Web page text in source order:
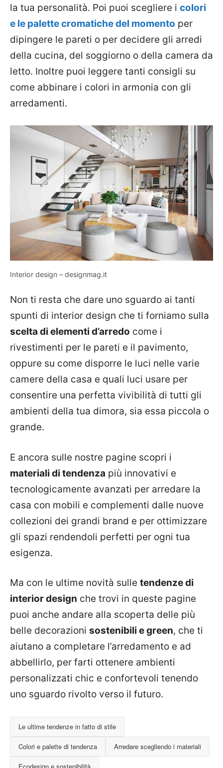
la tua personalità. Poi puoi scegliere i colori
e le palette cromatiche del momento per
dipingere le pareti o per decidere gli arredi
della cucina, del soggiorno o della camera da
letto. Inoltre puoi leggere tanti consigli su
come abbinare i colori in armonia con gli
arredamenti.
Interior design – designmag.it
Non ti resta che dare uno sguardo ai tanti
spunti di interior design che ti forniamo sulla
scelta di elementi d’arredo come i
rivestimenti per le pareti e il pavimento,
oppure su come disporre le luci nelle varie
camere della casa e quali luci usare per
consentire una perfetta vivibilità di tutti gli
ambienti della tua dimora, sia essa piccola o
grande.
E ancora sulle nostre pagine scopri i
materiali di tendenza più innovativi e
tecnologicamente avanzati per arredare la
casa con mobili e complementi dalle nuove
collezioni dei grandi brand e per ottimizzare
gli spazi rendendoli perfetti per ogni tua
esigenza.
Ma con le ultime novità sulle tendenze di
interior design che trovi in queste pagine
puoi anche andare alla scoperta delle più
belle decorazioni sostenibili e green, che ti
aiutano a completare l’arredamento e ad
abbellirlo, per farti ottenere ambienti
personalizzati chic e confortevoli tenendo
uno sguardo rivolto verso il futuro.
Le ultime tendenze in fatto di stile
Colori e palette di tendenza Arredare scegliendo i materiali